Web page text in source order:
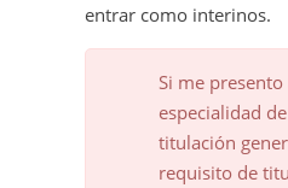
entrar como interinos.
Si me presento
especialidad
titulación
requisito de